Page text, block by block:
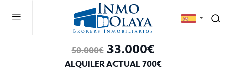
50.000€33.000€
ALQUILER ACTUAL 700€